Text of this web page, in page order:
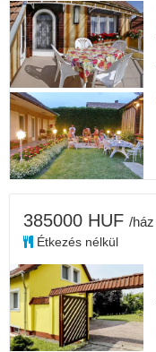
385000 HUF /ház
Étkezés nélkül